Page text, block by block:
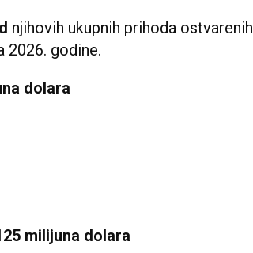
njihovih ukupnih prihoda ostvarenih
2026. godine.
dolara
milijuna dolara